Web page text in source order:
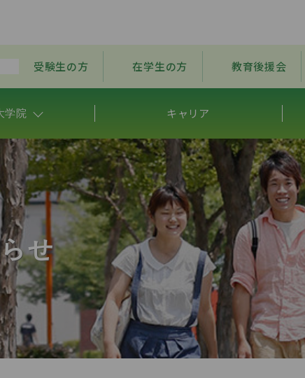
受験生の方 在学生の方 教育後援会
学院 キャリア
せ